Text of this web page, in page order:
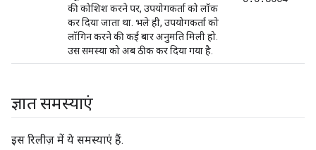
की कोशिश करने पर, उपयोगकर्ता को लॉक
कर दिया जाता था. भले ही, उपयोगकर्ता को
लॉगिन करने की कई बार अनुमति मिली हो.
उस समस्या को अब ठीक कर दिया गया है.
ज्ञात समस्याएं
इस रिलीज़ में ये समस्याएं हैं.